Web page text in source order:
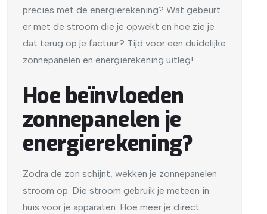
precies met de energierekening? Wat gebeurt
er met de stroom die je opwekt en hoe zie je
dat terug op je factuur? Tijd voor een duidelijke
zonnepanelen en energierekening uitleg!
Hoe beïnvloeden
zonnepanelen je
energierekening?
Zodra de zon schijnt, wekken je zonnepanelen
stroom op. Die stroom gebruik je meteen in
huis voor je apparaten. Hoe meer je direct